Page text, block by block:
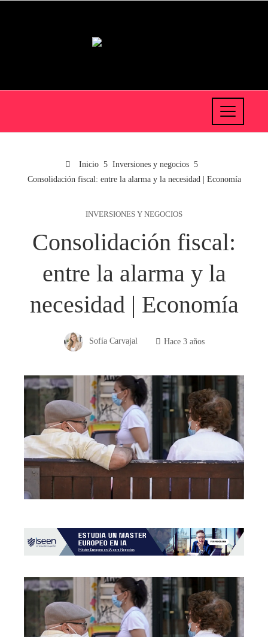
Inicio
Inversiones y negocios
Consolidación fiscal: entre la alarma y la necesidad | Economía
INVERSIONES Y NEGOCIOS
Consolidación fiscal:
entre la alarma y la
necesidad | Economía
Sofía Carvajal Hace 3 años